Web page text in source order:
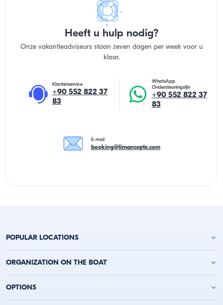
Heeft u hulp nodig?
Onze vakantieadviseurs staan zeven dagen per week voor u
klaar.
Klantenservice
+90 552 822 37
83
WhatsApp
Ondersteuningslijn
+90 552 822 37
83
E-mail
booking@limancepte.com
POPULAR LOCATIONS
Jachtverhuur Antalya
Jachtverhuur Kaş
Jachtverhuur Kalkan
ORGANIZATION ON THE BOAT
Verjaardagsfeest op het jacht
OPTIONS